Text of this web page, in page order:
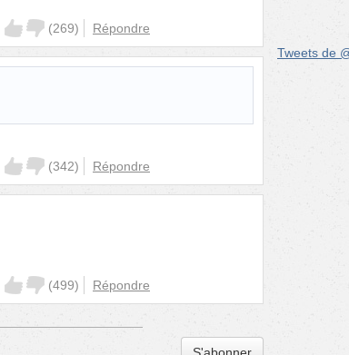
(269) Répondre
(342) Répondre
(499) Répondre
Tweets de